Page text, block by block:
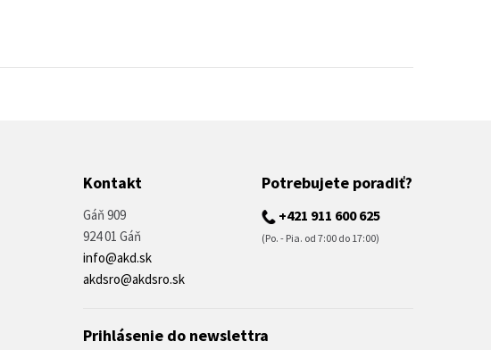
Kontakt
Gáň 909
924 01 Gáň
info@akd.sk
akdsro@akdsro.sk
Potrebujete poradiť?
+421 911 600 625
(Po. - Pia. od 7:00 do 17:00)
Prihlásenie do newslettra